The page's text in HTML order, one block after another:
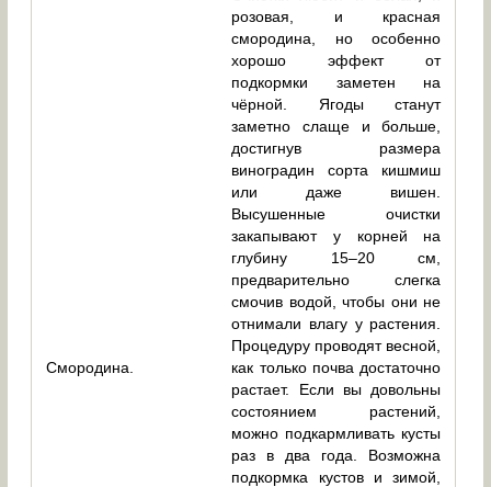
Смородина.
розовая, и красная
смородина, но особенно
хорошо эффект от
подкормки заметен на
чёрной. Ягоды станут
заметно слаще и больше,
достигнув размера
виноградин сорта кишмиш
или даже вишен.
Высушенные очистки
закапывают у корней на
глубину 15–20 см,
предварительно слегка
смочив водой, чтобы они не
отнимали влагу у растения.
Процедуру проводят весной,
как только почва достаточно
растает. Если вы довольны
состоянием растений,
можно подкармливать кусты
раз в два года. Возможна
подкормка кустов и зимой,